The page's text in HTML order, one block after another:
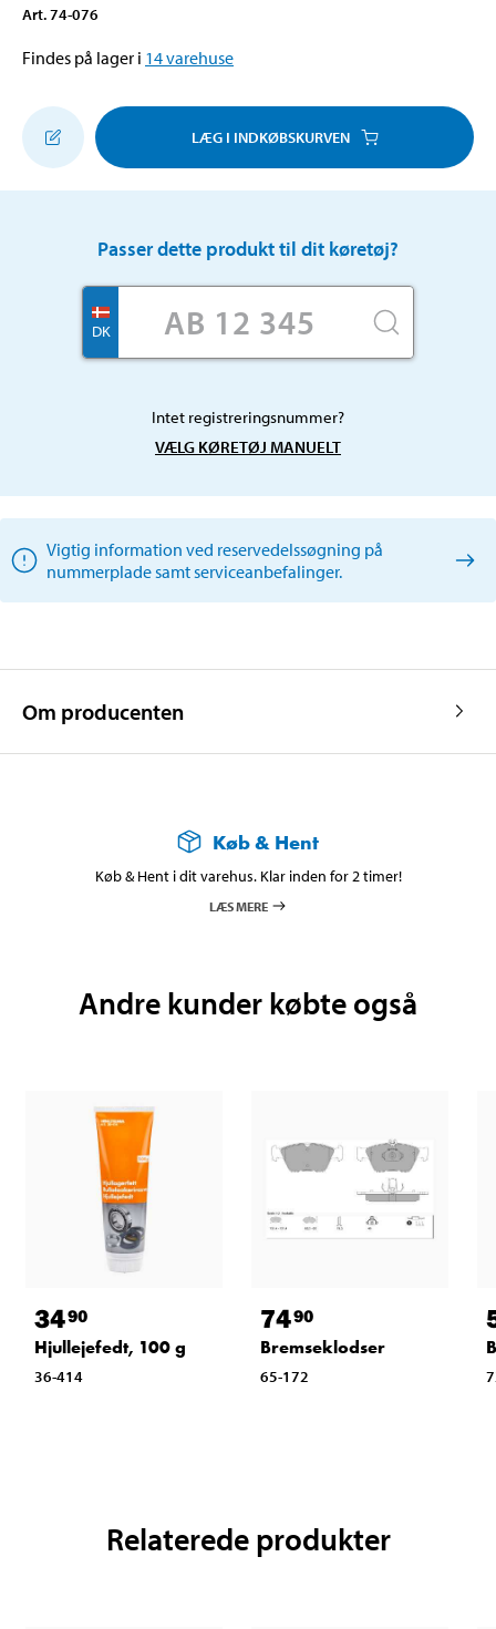
Art.74-076
Findes på lager i 14varehuse
LÆG I INDKØBSKURVEN
Passer dette produkt til dit køretøj?
DK
Intet registreringsnummer?
VÆLG KØRETØJ MANUELT
Vigtig information ved reservedelssøgning på
nummerplade samt serviceanbefalinger.
Om producenten
Køb & Hent
Køb & Hent i dit varehus. Klar inden for 2 timer!
LÆS MERE
Andre kunder købte også
3490
Hjullejefedt, 100 g
36-414
7490
Bremseklodser
65-172
Relaterede produkter